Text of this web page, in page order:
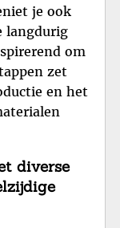
je ook
langdurig
om
zet
en het
diverse